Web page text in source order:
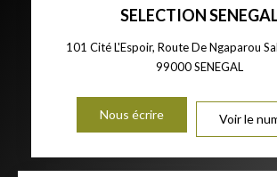
SELECTION
101 Cité L'Espoir, Route De Ngaparou
99000SENEGAL
Nous écrire Voir le